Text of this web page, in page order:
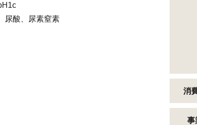
尿酸、尿素窒素
消
事